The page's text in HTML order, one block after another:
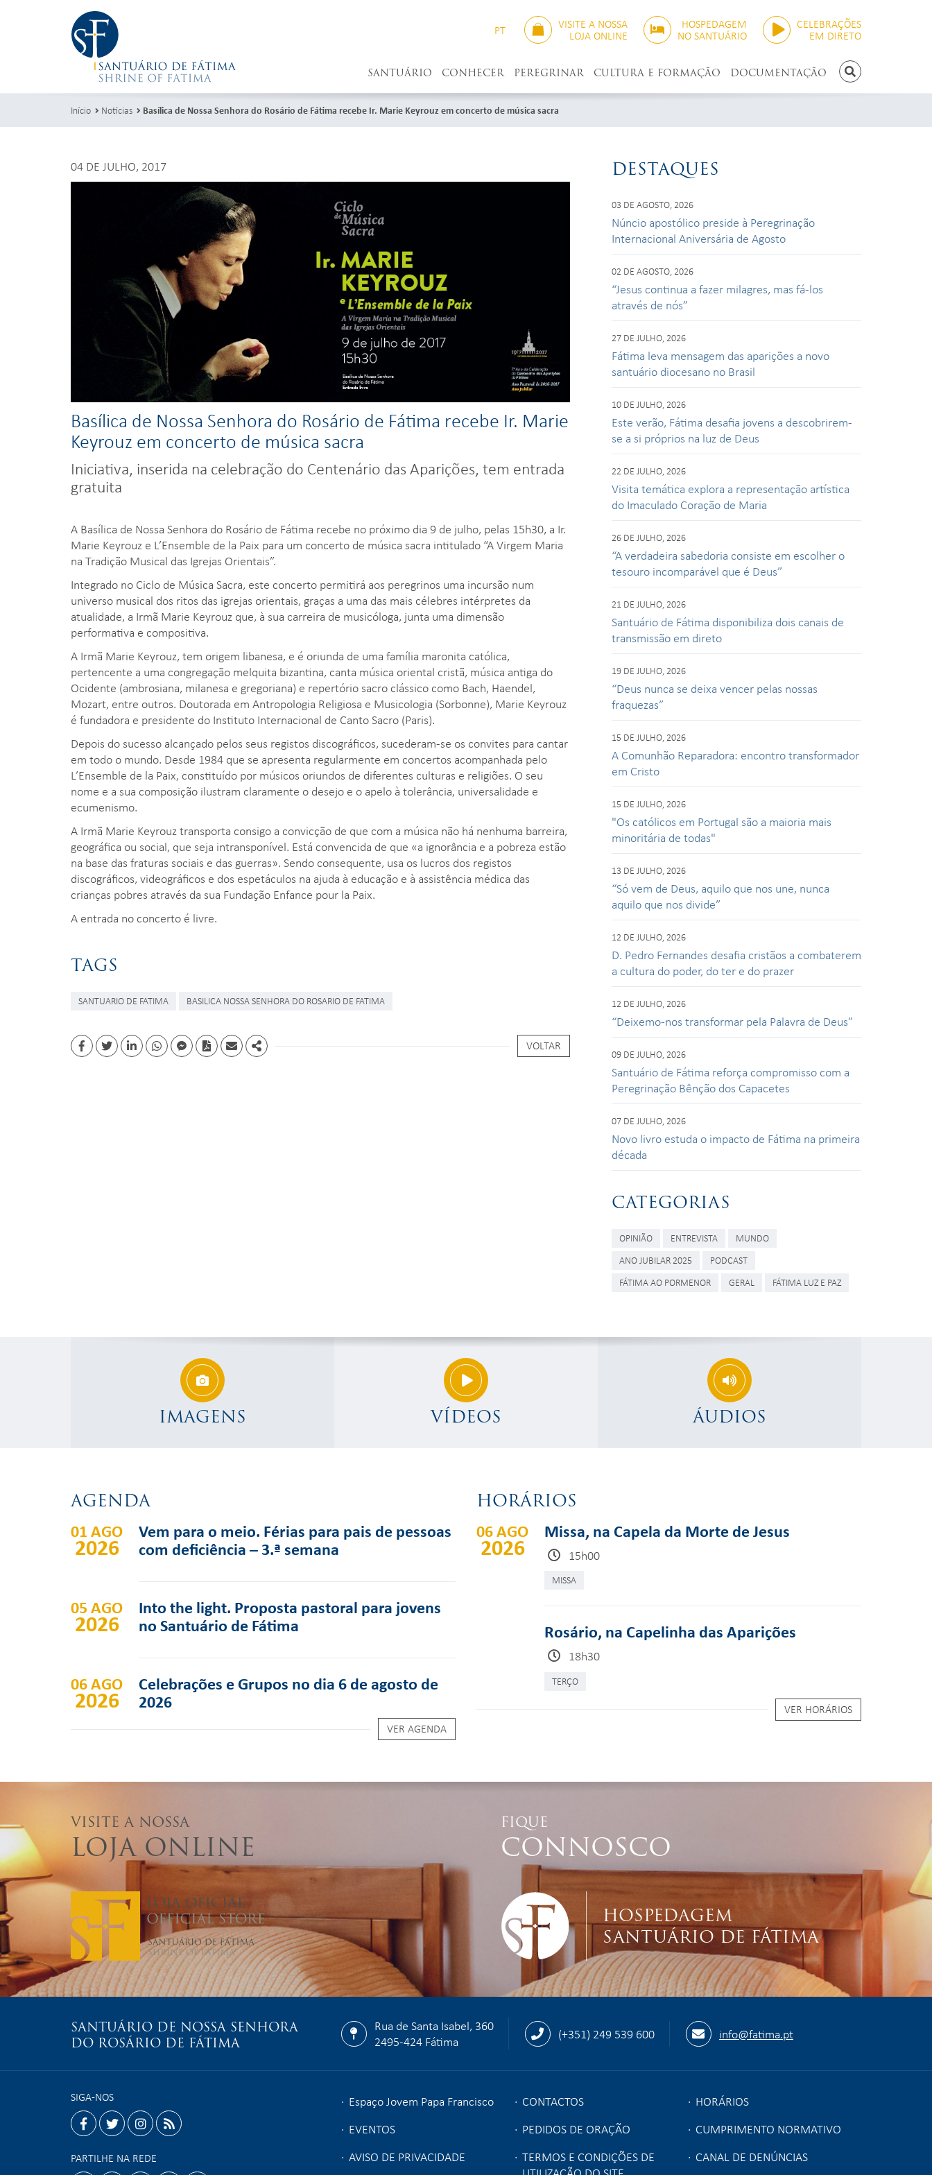
PT VISITE A NOSSA
LOJA ONLINE
HOSPEDAGEM
NO SANTUÁRIO
CELEBRAÇÕES
EM DIRETO
PESQUISAR
SANTUÁRIO CONHECER PEREGRINAR CULTURA E FORMAÇÃO DOCUMENTAÇÃO
Início Notícias Basílica de Nossa Senhora do Rosário de Fátima recebe Ir. Marie Keyrouz em concerto de música sacra
04 DE JULHO, 2017
Basílica de Nossa Senhora do Rosário de Fátima recebe Ir. Marie
Keyrouz em concerto de música sacra
Iniciativa, inserida na celebração do Centenário das Aparições, tem entrada
gratuita
A Basílica de Nossa Senhora do Rosário de Fátima recebe no próximo dia 9 de julho, pelas 15h30, a Ir.
Marie Keyrouz e L’Ensemble de la Paix para um concerto de música sacra intitulado “A Virgem Maria
na Tradição Musical das Igrejas Orientais”.
Integrado no Ciclo de Música Sacra, este concerto permitirá aos peregrinos uma incursão num
universo musical dos ritos das igrejas orientais, graças a uma das mais célebres intérpretes da
atualidade, a Irmã Marie Keyrouz que, à sua carreira de musicóloga, junta uma dimensão
performativa e compositiva.
A Irmã Marie Keyrouz, tem origem libanesa, e é oriunda de uma família maronita católica,
pertencente a uma congregação melquita bizantina, canta música oriental cristã, música antiga do
Ocidente (ambrosiana, milanesa e gregoriana) e repertório sacro clássico como Bach, Haendel,
Mozart, entre outros. Doutorada em Antropologia Religiosa e Musicologia (Sorbonne), Marie Keyrouz
é fundadora e presidente do Instituto Internacional de Canto Sacro (Paris).
Depois do sucesso alcançado pelos seus registos discográficos, sucederam-se os convites para cantar
em todo o mundo. Desde 1984 que se apresenta regularmente em concertos acompanhada pelo
L’Ensemble de la Paix, constituído por músicos oriundos de diferentes culturas e religiões. O seu
nome e a sua composição ilustram claramente o desejo e o apelo à tolerância, universalidade e
ecumenismo.
A Irmã Marie Keyrouz transporta consigo a convicção de que com a música não há nenhuma barreira,
geográfica ou social, que seja intransponível. Está convencida de que «a ignorância e a pobreza estão
na base das fraturas sociais e das guerras». Sendo consequente, usa os lucros dos registos
discográficos, videográficos e dos espetáculos na ajuda à educação e à assistência médica das
crianças pobres através da sua Fundação Enfance pour la Paix.
A entrada no concerto é livre.
TAGS
SANTUARIO DE FATIMA BASILICA NOSSA SENHORA DO ROSARIO DE FATIMA
FacebookTwitterLinkedinwhatsappfacebook messenger
PDF EmailShare
VOLTAR
DESTAQUES
03 DE AGOSTO, 2026
Núncio apostólico preside à Peregrinação
Internacional Aniversária de Agosto
02 DE AGOSTO, 2026
“Jesus continua a fazer milagres, mas fá-los
através de nós”
27 DE JULHO, 2026
Fátima leva mensagem das aparições a novo
santuário diocesano no Brasil
10 DE JULHO, 2026
Este verão, Fátima desafia jovens a descobrirem-
se a si próprios na luz de Deus
22 DE JULHO, 2026
Visita temática explora a representação artística
do Imaculado Coração de Maria
26 DE JULHO, 2026
“A verdadeira sabedoria consiste em escolher o
tesouro incomparável que é Deus”
21 DE JULHO, 2026
Santuário de Fátima disponibiliza dois canais de
transmissão em direto
19 DE JULHO, 2026
“Deus nunca se deixa vencer pelas nossas
fraquezas”
15 DE JULHO, 2026
A Comunhão Reparadora: encontro transformador
em Cristo
15 DE JULHO, 2026
"Os católicos em Portugal são a maioria mais
minoritária de todas"
13 DE JULHO, 2026
“Só vem de Deus, aquilo que nos une, nunca
aquilo que nos divide”
12 DE JULHO, 2026
D. Pedro Fernandes desafia cristãos a combaterem
a cultura do poder, do ter e do prazer
12 DE JULHO, 2026
“Deixemo-nos transformar pela Palavra de Deus”
09 DE JULHO, 2026
Santuário de Fátima reforça compromisso com a
Peregrinação Bênção dos Capacetes
07 DE JULHO, 2026
Novo livro estuda o impacto de Fátima na primeira
década
CATEGORIAS
OPINIÃO ENTREVISTA
MUNDO
ANO JUBILAR 2025
PODCAST
FÁTIMA AO PORMENOR
GERAL FÁTIMA LUZ E PAZ
IMAGENS VÍDEOS ÁUDIOS
AGENDA
01 AGO
2026
Vem para o meio. Férias para pais de pessoas
com deficiência – 3.ª semana
05 AGO
2026
Into the light. Proposta pastoral para jovens
no Santuário de Fátima
06 AGO
2026
Celebrações e Grupos no dia 6 de agosto de
2026
VER AGENDA
HORÁRIOS
06 AGO
2026
Missa, na Capela da Morte de Jesus
15h00
MISSA
Rosário, na Capelinha das Aparições
18h30
TERÇO
VER HORÁRIOS
VISITE A NOSSA
LOJA ONLINE
FIQUE
CONNOSCO
HOSPEDAGEM
SANTUÁRIO DE FÁTIMA
SANTUÁRIO DE NOSSA SENHORA
DO ROSÁRIO DE FÁTIMA
Rua de Santa Isabel, 360
2495-424 Fátima
(+351) 249 539 600 info@fatima.pt
Espaço Jovem Papa Francisco CONTACTOS
HORÁRIOS
EVENTOS
PEDIDOS DE ORAÇÃO
CUMPRIMENTO NORMATIVO
AVISO DE PRIVACIDADE
TERMOS E CONDIÇÕES DE
CANAL DE DENÚNCIAS
SIGA-NOS
facebooktwitterinstagram
rss
PARTILHE NA REDE